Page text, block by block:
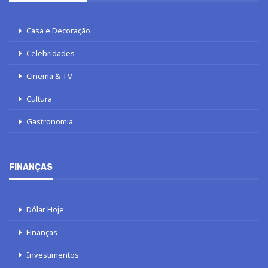
Casa e Decoração
Celebridades
Cinema & TV
Cultura
Gastronomia
FINANÇAS
Dólar Hoje
Finanças
Investimentos